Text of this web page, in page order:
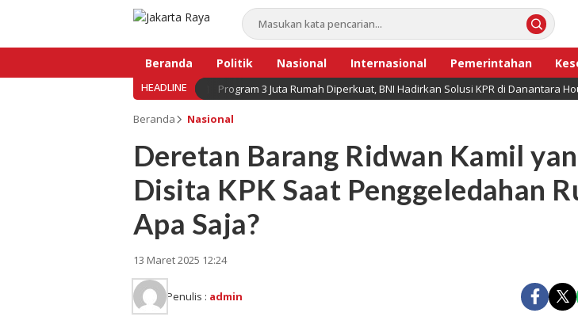
Beranda Politik Nasional Internasional Pemerintahan
Bisnis
HEADLINE Program 3 Juta Rumah Diperkuat, BNI Hadirkan Solusi KPR di Danantara
Beranda Nasional
Deretan Barang Ridwan Kamil
Disita KPK Saat Penggeledahan
Apa Saja?
13 Maret 2025 12:24
Penulis : admin